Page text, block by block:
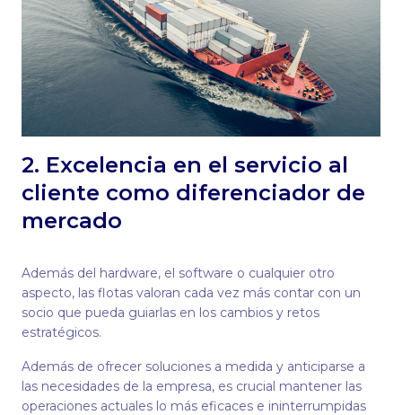
2. Excelencia en el servicio al
cliente como diferenciador de
mercado
Además del hardware, el software o cualquier otro
aspecto, las flotas valoran cada vez más contar con un
socio que pueda guiarlas en los cambios y retos
estratégicos.
Además de ofrecer soluciones a medida y anticiparse a
las necesidades de la empresa, es crucial mantener las
operaciones actuales lo más eficaces e ininterrumpidas